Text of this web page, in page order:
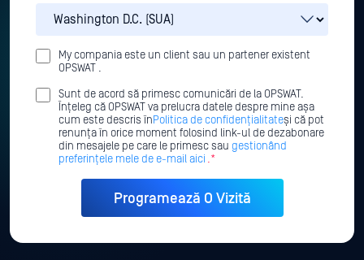
My compania este un client sau un partener existent
OPSWAT .
Sunt de acord să primesc comunicări de la OPSWAT.
Înțeleg că OPSWAT va prelucra datele despre mine așa
cum este descris înPolitica de confidențialitateși că pot
renunța în orice moment folosind link-ul de dezabonare
din mesajele pe care le primesc sau gestionând
preferințele mele de e-mail aici .*